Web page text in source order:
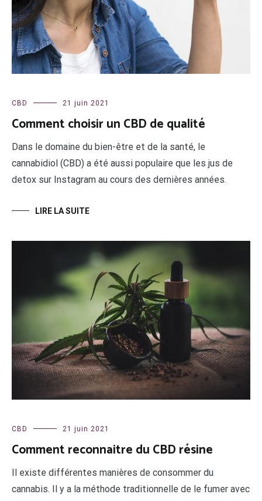
CBD 21 juin 2021
Comment choisir un CBD de qualité
Dans le domaine du bien-être et de la santé, le
cannabidiol (CBD) a été aussi populaire que les jus de
detox sur Instagram au cours des dernières années.
LIRE LA SUITE
CBD 21 juin 2021
Comment reconnaitre du CBD résine
Il existe différentes manières de consommer du
cannabis. Il y a la méthode traditionnelle de le fumer avec